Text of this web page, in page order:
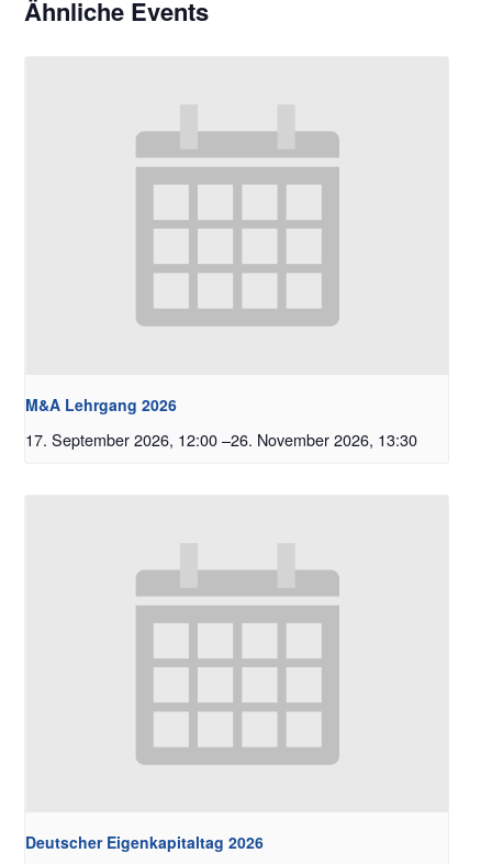
Ähnliche Events
M&A Lehrgang 2026
17. September 2026, 12:00 –26. November 2026, 13:30
Deutscher Eigenkapitaltag 2026